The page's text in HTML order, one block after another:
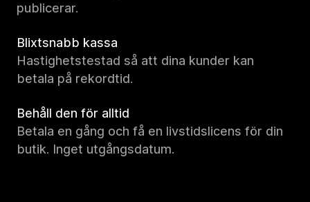
publicerar.
Blixtsnabb kassa
Hastighetstestad så att dina kunder kan
betala på rekordtid.
Behåll den för alltid
Betala en gång och få en livstidslicens för din
butik. Inget utgångsdatum.